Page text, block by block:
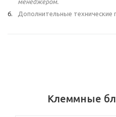
Дополнительные технические
Клеммные